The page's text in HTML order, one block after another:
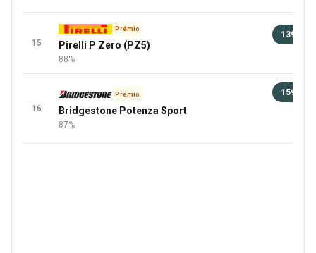
15
Prémio
Pirelli P Zero (PZ5)
88%
139 €
16
Prémio
Bridgestone Potenza Sport
87%
159 €